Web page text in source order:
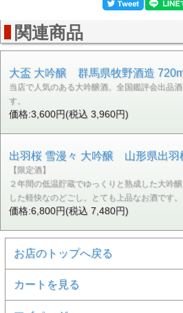
関連商品
大盃 大吟醸 群馬県牧野酒造
当店で人気のある大吟醸酒。全国鑑評会出品
す。
価格:3,600円(税込 3,960円)
出羽桜 雪漫々 大吟醸 山形県出羽
【限定酒】
２年間の低温貯蔵でゆっくりと熟成した大吟
した軽快なのどごし。とても上品なお酒です。
価格:6,800円(税込 7,480円)
お店のトップへ戻る
カートを見る